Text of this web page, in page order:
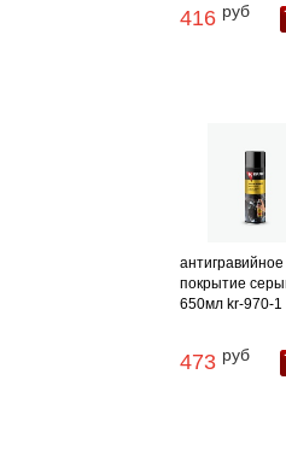
416 руб
антигравийное
покрытие
650мл kr-970-1
473 руб